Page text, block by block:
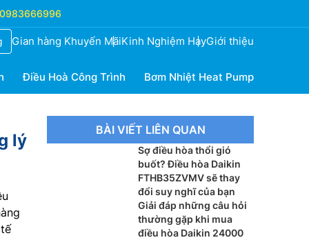
Gian hàng Khuyến MãiKinh Nghiệm HayGiới thiệu
Điều Hoà Công Trình Bơm Nhiệt Heat Pump
lý
BÀI VIẾT LIÊN QUAN
Sợ điều hòa thổi gió
buốt? Điều hòa Daikin
FTHB35ZVMV sẽ thay
đổi suy nghĩ của bạn
Giải đáp những câu hỏi
thường gặp khi mua
điều hòa Daikin 24000